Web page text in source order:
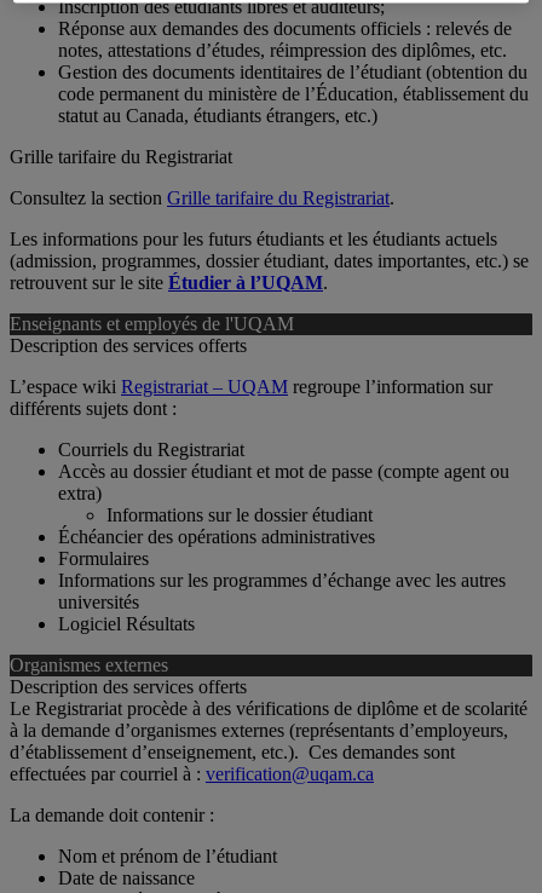
Inscription des étudiants libres et auditeurs;
Réponse aux demandes des documents officiels : relevés de
notes, attestations d’études, réimpression des diplômes, etc.
Gestion des documents identitaires de l’étudiant (obtention du
code permanent du ministère de l’Éducation, établissement du
statut au Canada, étudiants étrangers, etc.)
Grille tarifaire du Registrariat
Consultez la section Grille tarifaire du Registrariat.
Les informations pour les futurs étudiants et les étudiants actuels
(admission, programmes, dossier étudiant, dates importantes, etc.) se
retrouvent sur le site Étudier à l’UQAM.
Enseignants et employés de l'UQAM
Description des services offerts
L’espace wiki Registrariat – UQAM regroupe l’information sur
différents sujets dont :
Courriels du Registrariat
Accès au dossier étudiant et mot de passe (compte agent ou
extra)
Informations sur le dossier étudiant
Échéancier des opérations administratives
Formulaires
Informations sur les programmes d’échange avec les autres
universités
Logiciel Résultats
Organismes externes
Description des services offerts
Le Registrariat procède à des vérifications de diplôme et de scolarité
à la demande d’organismes externes (représentants d’employeurs,
d’établissement d’enseignement, etc.). Ces demandes sont
effectuées par courriel à : verification@uqam.ca
La demande doit contenir :
Nom et prénom de l’étudiant
Date de naissance